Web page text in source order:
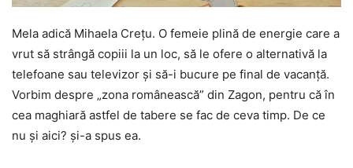
Mela adică Mihaela Crețu. O femeie plină de energie care a
vrut să strângă copiii la un loc, să le ofere o alternativă la
telefoane sau televizor și să-i bucure pe final de vacanță.
Vorbim despre „zona românească” din Zagon, pentru că în
cea maghiară astfel de tabere se fac de ceva timp. De ce
nu și aici? și-a spus ea.